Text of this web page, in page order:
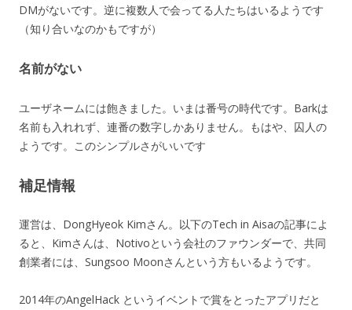
DMがないです。逆に複数人で会ってる人たちはいるようです
（知り合いなのかもですが）
名前がない
ユーザネームには飽きました。いまは番号の時代です。Barkは
名前も入れれず、連番の数字しかありません。もはや、囚人の
ようです。このシンプルさがいいです
補足情報
運営は、DongHyeok Kimさん。以下のTech in Aisaの記事によ
ると、Kimさんは、Notivoという会社のファウンダーで、共同
創業者には、Sungsoo Moonさんという方もいるようです。
2014年のAngelHack というイベントで賞をとったアプリだと